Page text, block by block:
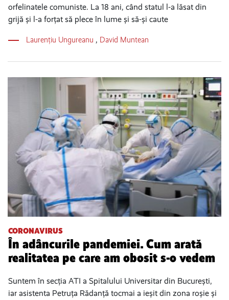
orfelinatele comuniste. La 18 ani, când statul l-a lăsat din
grijă și l-a forțat să plece în lume și să-și caute
Laurențiu Ungureanu , David Muntean
CORONAVIRUS
În adâncurile pandemiei. Cum arată
realitatea pe care am obosit s-o vedem
Suntem în secția ATI a Spitalului Universitar din București,
iar asistenta Petruța Rădanță tocmai a ieșit din zona roșie și